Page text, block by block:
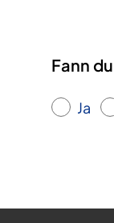
Fann
Ja